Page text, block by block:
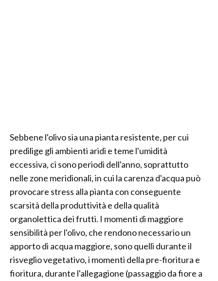
Sebbene l'olivo sia una pianta resistente, per cui
predilige gli ambienti aridi e teme l'umidità
eccessiva, ci sono periodi dell'anno, soprattutto
nelle zone meridionali, in cui la carenza d'acqua può
provocare stress alla pianta con conseguente
scarsità della produttività e della qualità
organolettica dei frutti. I momenti di maggiore
sensibilità per l'olivo, che rendono necessario un
apporto di acqua maggiore, sono quelli durante il
risveglio vegetativo, i momenti della pre-fioritura e
fioritura, durante l'allegagione (passaggio da fiore a